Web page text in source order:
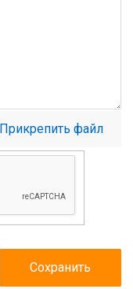
Прикрепить файл